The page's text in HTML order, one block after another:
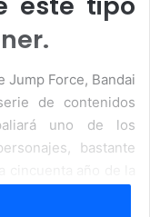
Jump Force, Bandai
de contenidos
uno de los
bastante